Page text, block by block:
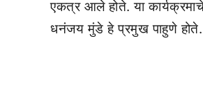
एकत्र आले होते. या
धनंजय मुंडे हे प्रमुख पाहुणे होते.